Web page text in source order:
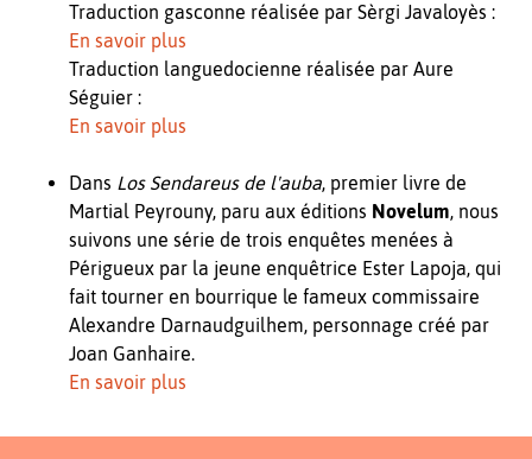
Traduction gasconne réalisée par Sèrgi Javaloyès :
En savoir plus
Traduction languedocienne réalisée par Aure
Séguier :
En savoir plus
Dans Los Sendareus de l'auba, premier livre de
Martial Peyrouny, paru aux éditions Novelum, nous
suivons une série de trois enquêtes menées à
Périgueux par la jeune enquêtrice Ester Lapoja, qui
fait tourner en bourrique le fameux commissaire
Alexandre Darnaudguilhem, personnage créé par
Joan Ganhaire.
En savoir plus